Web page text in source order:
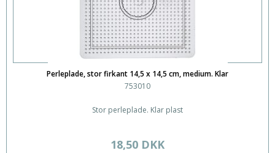
Perleplade, stor firkant 14,5 x 14,5 cm, medium. Klar
753010
Stor perleplade. Klar plast
18,50 DKK